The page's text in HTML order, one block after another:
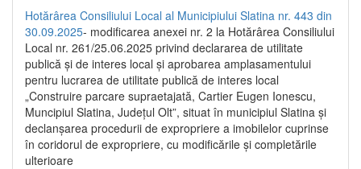
Hotărârea Consiliului Local al Municipiului Slatina nr. 443 din
30.09.2025- modificarea anexei nr. 2 la Hotărârea Consiliului
Local nr. 261/25.06.2025 privind declararea de utilitate
publică şi de interes local şi aprobarea amplasamentului
pentru lucrarea de utilitate publică de interes local
„Construire parcare supraetajată, Cartier Eugen Ionescu,
Muncipiul Slatina, Judeţul Olt”, situat în municipiul Slatina şi
declanşarea procedurii de expropriere a imobilelor cuprinse
în coridorul de expropriere, cu modificările şi completările
ulterioare